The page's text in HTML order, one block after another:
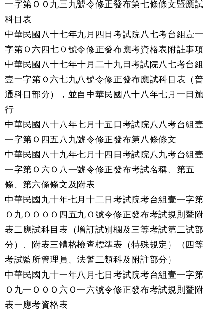
一字第ＯＯ九三九號令修正發布第七條條文暨應試
科目表
中華民國八十七年九月四日考試院八七考台組壹一
字第Ｏ六四七Ｏ號令修正發布應考資格表附註事項
中華民國八十七年十月二十九日考試院八七考台組
壹一字第Ｏ六七九八號令修正發布應試科目表（普
通科目部分），並自中華民國八十八年七月一日施
行
中華民國八十八年七月十五日考試院八八考台組壹
一字第Ｏ四五八九號令修正發布第八條條文
中華民國八十九年七月十四日考試院八九考台組壹
一字第Ｏ六Ｏ八一號令修正發布考試名稱、第五
條、第六條條文及附表
中華民國九十年七月十二日考試院考台組壹一字第
Ｏ九ＯＯＯＯ四五九Ｏ號令修正發布考試規則暨附
表二應試科目表（增訂試別欄及三等考試第二試部
分）、附表三體格檢查標準表（特殊規定）（四等
考試監所管理員、法警二類科及附註部分）
中華民國九十一年八月七日考試院考台組壹一字第
Ｏ九一ＯＯＯ六Ｏ一六號令修正發布考試規則暨附
表一應考資格表